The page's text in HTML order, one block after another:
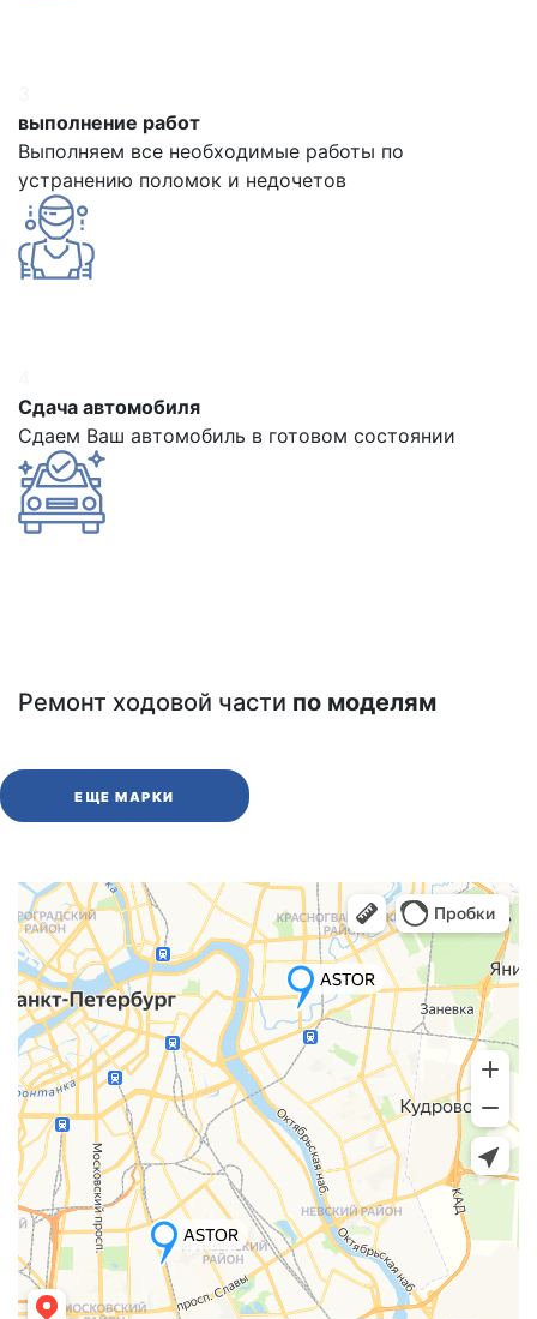
выполнение работ
Выполняем все необходимые работы по
устранению поломок и недочетов
Сдача автомобиля
Сдаем Ваш автомобиль в готовом состоянии
Ремонт ходовой части по моделям
ЕЩЕ МАРКИ